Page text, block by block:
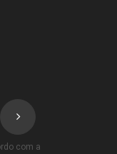
com a